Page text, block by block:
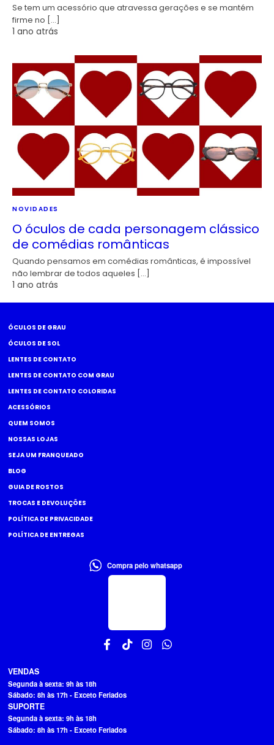
Se tem um acessório que atravessa gerações e se mantém
firme no […]
1 ano atrás
NOVIDADES
O óculos de cada personagem clássico
de comédias românticas
Quando pensamos em comédias românticas, é impossível
não lembrar de todos aqueles […]
1 ano atrás
ÓCULOS DE GRAU
ÓCULOS DE SOL
LENTES DE CONTATO
LENTES DE CONTATO COM GRAU
LENTES DE CONTATO COLORIDAS
ACESSÓRIOS
QUEM SOMOS
NOSSAS LOJAS
SEJA UM FRANQUEADO
BLOG
GUIA DE ROSTOS
TROCAS E DEVOLUÇÕES
POLÍTICA DE PRIVACIDADE
POLÍTICA DE ENTREGAS
Compra pelo whatsapp
VENDAS
Segunda à sexta: 9h às 18h
Sábado: 8h às 17h - Exceto Feriados
SUPORTE
Segunda à sexta: 9h às 18h
Sábado: 8h às 17h - Exceto Feriados